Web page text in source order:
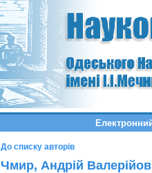
До списку авторів
Чмир, Андрій